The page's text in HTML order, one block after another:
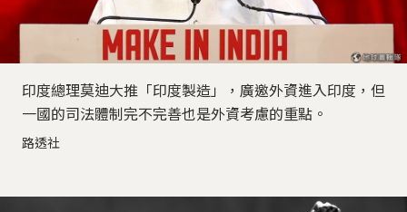
印度總理莫迪大推「印度製造」，廣邀外資進入印度，但
一國的司法體制完不完善也是外資考慮的重點。
路透社